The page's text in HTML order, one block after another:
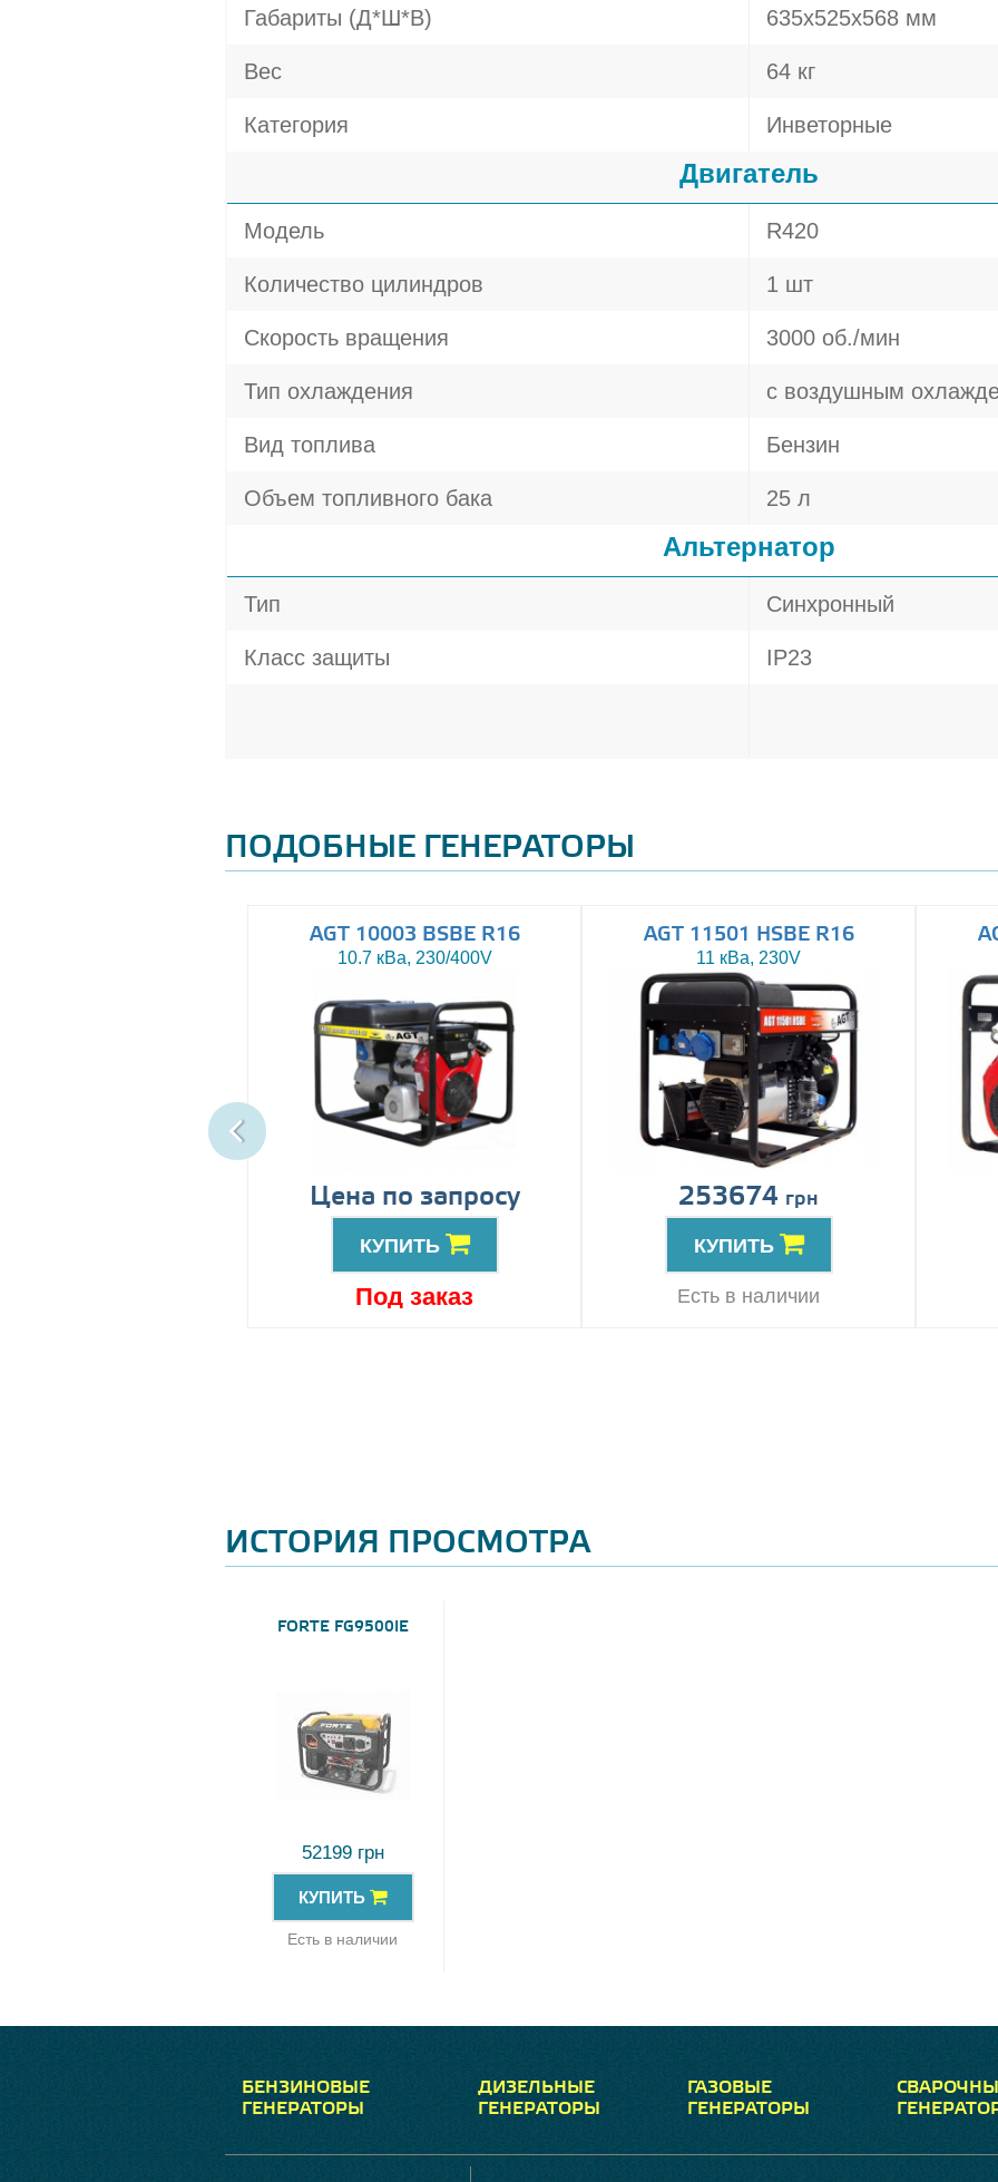
Габариты (Д*Ш*В) 635x525x568 мм
Вес 64 кг
Категория Инветорные
Двигатель
Модель R420
Количество цилиндров 1 шт
Скорость вращения 3000 об./мин
Тип охлаждения с воздушным
Вид топлива Бензин
Объем топливного бака 25 л
Альтернатор
Тип Синхронный
Класс защиты IP23
ПОДОБНЫЕ ГЕНЕРАТОРЫ
AGT 10003 BSBE R16
10.7 кВа, 230/400V
Цена по запросу
КУПИТЬ
Под заказ
AGT 11501 HSBE R16
11 кВа, 230V
253674 грн
КУПИТЬ
Есть в наличии
ИСТОРИЯ ПРОСМОТРА
FORTE FG9500IE
52199 грн
КУПИТЬ
Есть в наличии
БЕНЗИНОВЫЕ
ГЕНЕРАТОРЫ
ДИЗЕЛЬНЫЕ
ГЕНЕРАТОРЫ
ГАЗОВЫЕ
ГЕНЕРАТОРЫ